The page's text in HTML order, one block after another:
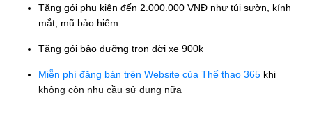
Tặng gói phụ kiện đến 2.000.000 VNĐ như túi sườn, kính
mắt, mũ bảo hiểm ...
Tặng gói bảo dưỡng trọn đời xe 900k
Miễn phí đăng bán trên Website của Thể thao 365 khi
không còn nhu cầu sử dụng nữa